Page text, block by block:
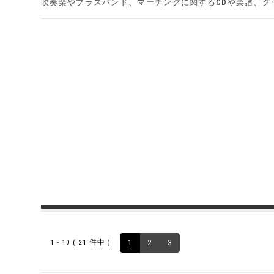
吹奏楽やブラスバンド、マーチングに関するCDや楽譜、
1 - 10 ( 21 件中 ) 1 2 3